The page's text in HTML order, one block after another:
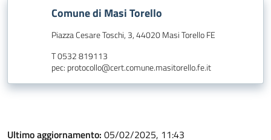
Comune di Masi Torello
Piazza Cesare Toschi, 3, 44020 Masi Torello FE
T 0532 819113
pec: protocollo@cert.comune.masitorello.fe.it
Ultimo aggiornamento: 05/02/2025, 11:43